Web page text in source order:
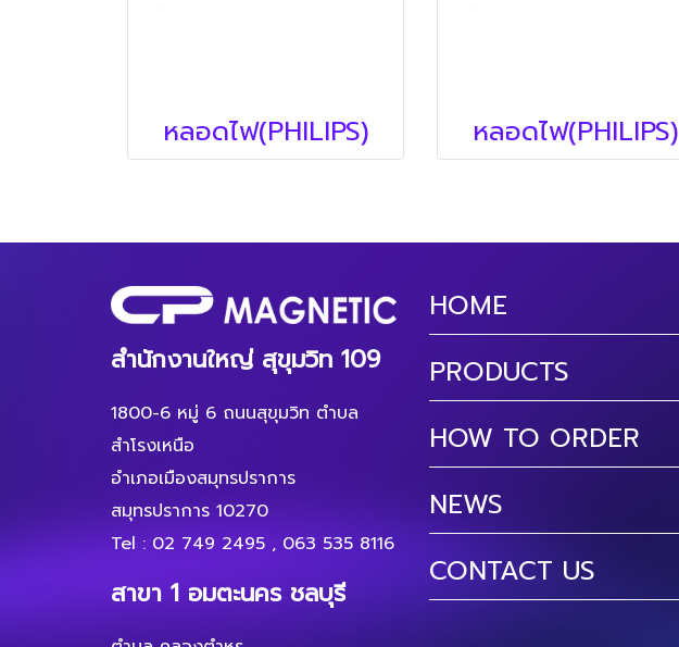
หลอดไฟ(PHILIPS) หลอดไฟ(PHILIPS)
สำนักงานใหญ่ สุขุมวิท 109
1800-6 หมู่ 6 ถนนสุขุมวิท ตำบล
สำโรงเหนือ
อำเภอเมืองสมุทรปราการ
สมุทรปราการ 10270
Tel : 02 749 2495 , 063 535 8116
สาขา 1 อมตะนคร ชลบุรี
HOME
PRODUCTS
HOW TO ORDER
NEWS
CONTACT US